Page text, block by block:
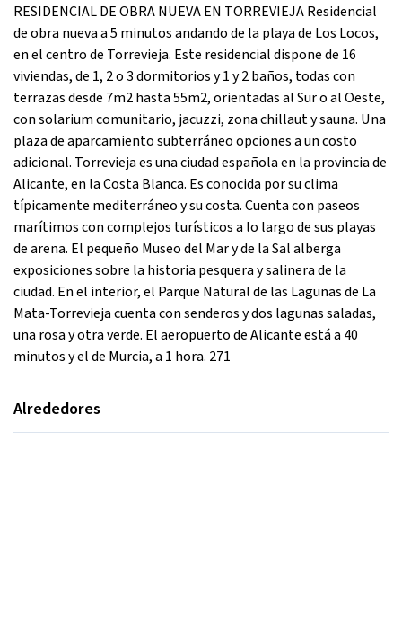
RESIDENCIAL DE OBRA NUEVA EN TORREVIEJA Residencial
de obra nueva a 5 minutos andando de la playa de Los Locos,
en el centro de Torrevieja. Este residencial dispone de 16
viviendas, de 1, 2 o 3 dormitorios y 1 y 2 baños, todas con
terrazas desde 7m2 hasta 55m2, orientadas al Sur o al Oeste,
con solarium comunitario, jacuzzi, zona chillaut y sauna. Una
plaza de aparcamiento subterráneo opciones a un costo
adicional. Torrevieja es una ciudad española en la provincia de
Alicante, en la Costa Blanca. Es conocida por su clima
típicamente mediterráneo y su costa. Cuenta con paseos
marítimos con complejos turísticos a lo largo de sus playas
de arena. El pequeño Museo del Mar y de la Sal alberga
exposiciones sobre la historia pesquera y salinera de la
ciudad. En el interior, el Parque Natural de las Lagunas de La
Mata-Torrevieja cuenta con senderos y dos lagunas saladas,
una rosa y otra verde. El aeropuerto de Alicante está a 40
minutos y el de Murcia, a 1 hora. 271
Alrededores